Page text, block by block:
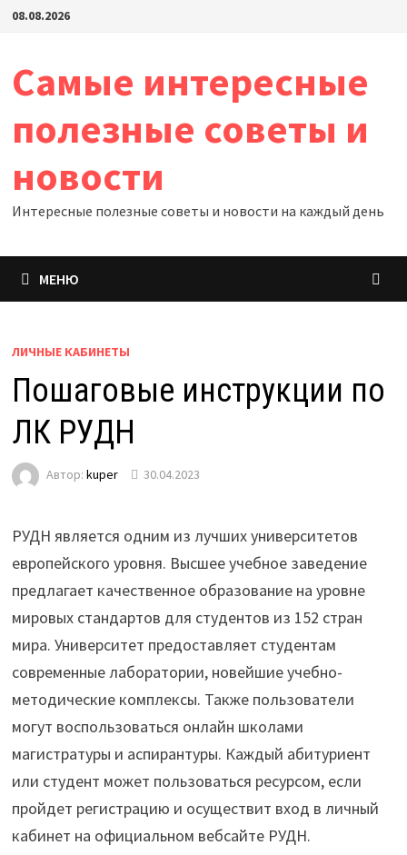
Перейти
08.08.2026
Самые интересные
полезные советы и
новости
Интересные полезные советы и новости на каждый день
МЕНЮ
ЛИЧНЫЕ КАБИНЕТЫ
Пошаговые инструкции по
ЛК РУДН
Автор: kuper 30.04.2023
РУДН является одним из лучших университетов
европейского уровня. Высшее учебное заведение
предлагает качественное образование на уровне
мировых стандартов для студентов из 152 стран
мира. Университет предоставляет студентам
современные лаборатории, новейшие учебно-
методические комплексы. Также пользователи
могут воспользоваться онлайн школами
магистратуры и аспирантуры. Каждый абитуриент
или студент может пользоваться ресурсом, если
пройдет регистрацию и осуществит вход в личный
кабинет на официальном вебсайте РУДН.